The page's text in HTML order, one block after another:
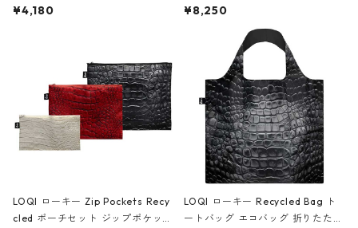
ミエ-B ショルダーバッグ グロスピ
¥4,180
ボストンバッグ ショルダーバッグ
Black ジャン=ミッシェル・バスキ
ア/クラウン ブラック
¥8,250
LOQI ローキー Zip Pockets Recy
cled ポーチセット ジップポケット
LOQI ローキー Recycled Bag ト
ートバッグ エコバッグ 折りたたみ